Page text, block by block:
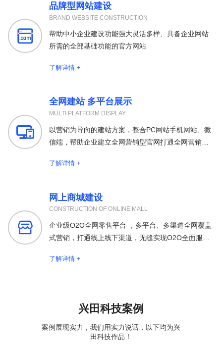

品牌型网站建设
BRAND WEBSITE CONSTRUCTION
帮助中小企业建设功能强大灵活多样、具备企业网站
所需的全部基础功能的官方网站
了解详情 +

全网建站 多平台展示
MULTI PLATFORM DISPLAY
以营销为导向的建站方案，整合PC网站手机网站、微
信端，帮助企业建立全网营销型官网打通全网营销渠
了解详情 +

网上商城建设
CONSTRUCTION OF ONLINE MALL
企业级O2O全网零售平台 ，多平台、多渠道全网覆盖
式营销，打通线上线下渠道，无缝实现O2O全面服务
了解详情 +
兴田科技案例
案例展现实力，我们用实力说话，以下均为兴
田科技作品！